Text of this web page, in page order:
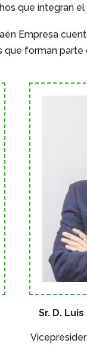
que integran
Empresa
forman parte
Sr. D.